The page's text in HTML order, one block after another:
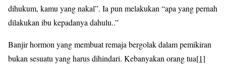
dihukum, kamu yang nakal”. Ia pun melakukan “apa yang pernah
dilakukan ibu kepadanya dahulu..”
Banjir hormon yang membuat remaja bergolak dalam pemikiran
bukan sesuatu yang harus dihindari. Kebanyakan orang tua[1]